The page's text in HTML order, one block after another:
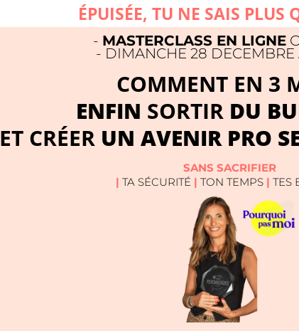
ÉPUISÉE, TU NE SAIS PLUS
- MASTERCLASS EN LIGNE
- DIMANCHE 28
COMMENT EN 3
ENFIN SORTIR DU
ET CRÉER UN AVENIR PRO
SANS SACRIFIER
| TA SÉCURITÉ | TON TEMPS | TES